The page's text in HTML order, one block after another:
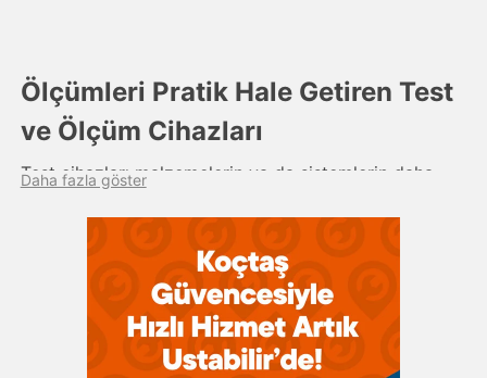
Ölçümleri Pratik Hale Getiren Test
ve Ölçüm Cihazları
Test cihazları malzemelerin ya da sistemlerin daha
olarak üretilir. Ölçüm cihazları incelendiğinde
mutfaklardan üretim alanlarına kadar birçok farklı
yerde kullanılabilecek biçimde üretilen pek çok
seçenek olduğu görülebilir. Ölçüm cihazları ile elektrik
sistemlerini, rüzgarın hızını, malzemelerinizin ağırlığını
ya da karışımlardaki malzemelerin oranlarını
Daha fazla göster